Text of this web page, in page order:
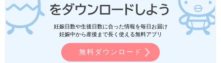
妊娠日数や生後日数に合った情報を毎日お届け
妊娠中から産後まで長く使える無料アプリ
無料ダウンロード